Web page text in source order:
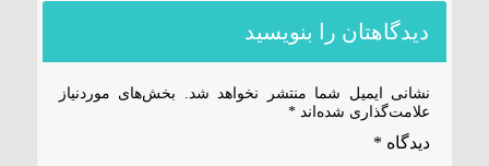
دیدگاهتان را بنویسید
نشانی ایمیل شما منتشر نخواهد شد.
بخش‌های موردنیاز
علامت‌گذاری شده‌اند *
دیدگاه *